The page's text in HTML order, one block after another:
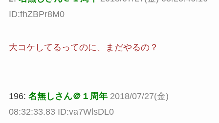
ID:fhZBPr8M0
大コケしてるってのに、まだやるの？
196: 名無しさん＠１周年 2018/07/27(金)
08:32:33.83 ID:va7WlsDL0